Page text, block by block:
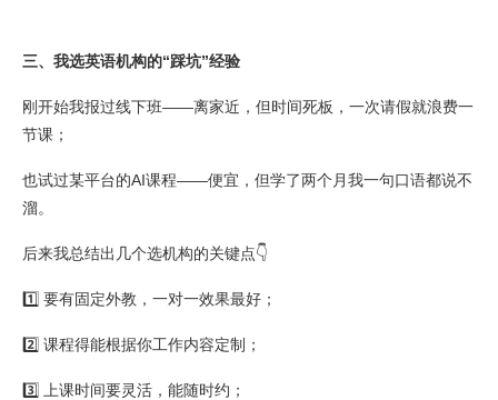
三、我选英语机构的“踩坑”经验
刚开始我报过线下班——离家近，但时间死板，一次请假就浪费一
节课；
也试过某平台的AI课程——便宜，但学了两个月我一句口语都说不
溜。
后来我总结出几个选机构的关键点👇
1️⃣ 要有固定外教，一对一效果最好；
2️⃣ 课程得能根据你工作内容定制；
3️⃣ 上课时间要灵活，能随时约；